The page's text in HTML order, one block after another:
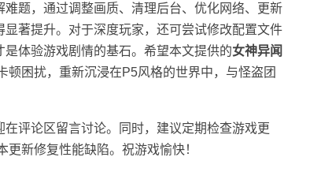
难题，通过调整画质、清理后台、优化网络、更新
著提升。对于深度玩家，还可尝试修改配置文件
是体验游戏剧情的基石。希望本文提供的女神异闻
顿困扰，重新沉浸在P5风格的世界中，与怪盗团
评论区留言讨论。同时，建议定期检查游戏更
新修复性能缺陷。祝游戏愉快！